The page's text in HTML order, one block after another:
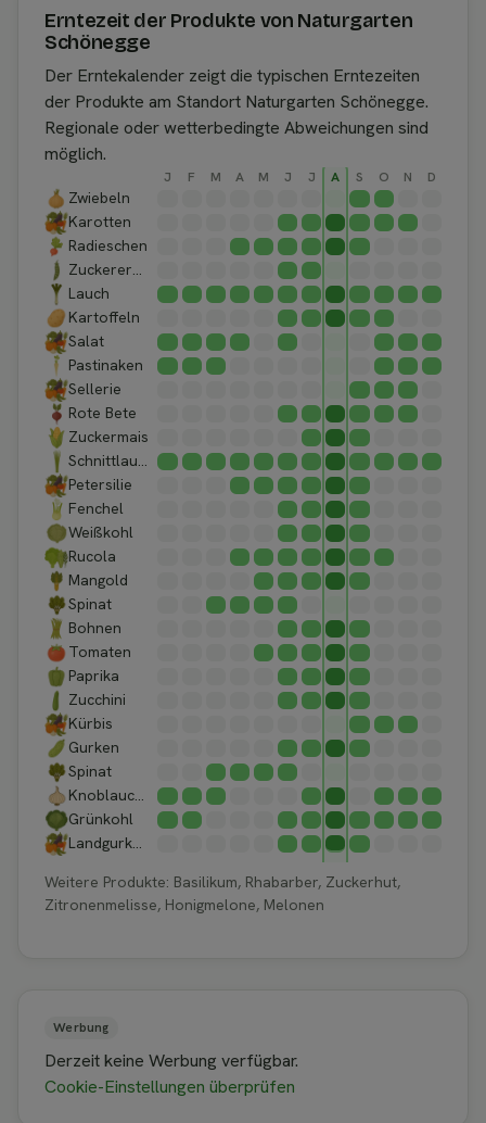
Erntezeit der Produkte von Naturgarten
Schönegge
Der Erntekalender zeigt die typischen Erntezeiten
der Produkte am Standort Naturgarten Schönegge.
Regionale oder wetterbedingte Abweichungen sind
möglich.
J F M A M J J A S O N D
Zwiebeln
Karotten
Radieschen
Zuckererbsen
Lauch
Kartoffeln
Salat
Pastinaken
Sellerie
Rote Bete
Zuckermais
Schnittlauch
Petersilie
Fenchel
Weißkohl
Rucola
Mangold
Spinat
Bohnen
Tomaten
Paprika
Zucchini
Kürbis
Gurken
Spinat
Knoblauch Feldsalat
Grünkohl
Landgurken
Weitere Produkte: Basilikum, Rhabarber, Zuckerhut,
Zitronenmelisse, Honigmelone, Melonen
Werbung
Derzeit keine Werbung verfügbar.
Cookie-Einstellungen überprüfen